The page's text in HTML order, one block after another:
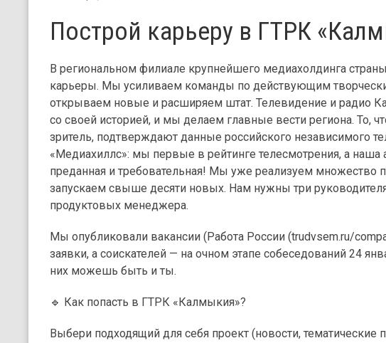
Построй карьеру в ГТРК
В региональном филиале крупнейшего медиахолдинга
карьеры. Мы усиливаем команды по действующим
открываем новые и расширяем штат. Телевидение и радио
со своей историей, и мы делаем главные вести региона. То,
зритель, подтверждают данные российского независимого
«Медиахиллс»: мы первые в рейтинге телесмотрения, а наша
преданная и требовательная! Мы уже реализуем множество
запускаем свыше десяти новых. Нам нужны три
продуктовых менеджера.
Мы опубликовали вакансии (Работа России (trudvsem.ru/
заявки, а соискателей — на очном этапе собеседований 24
них можешь быть и ты.
🔹 Как попасть в ГТРК «Калмыкия»?
Выбери подходящий для себя проект (новости, тематические